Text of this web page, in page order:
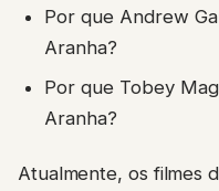
Por que Andrew
Aranha?
Por que Tobey
Aranha?
Atualmente, os filmes